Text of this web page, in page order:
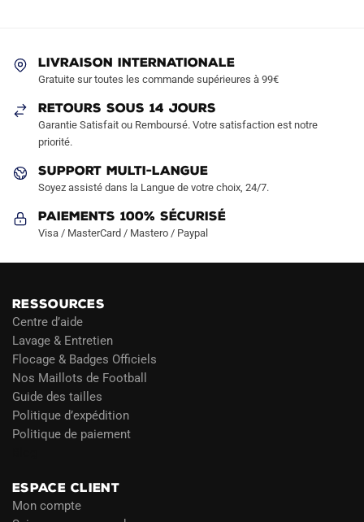
choisies
la
page
produit
LIVRAISON INTERNATIONALE
Gratuite sur toutes les commande supérieures à 99€
RETOURS SOUS 14 JOURS
Garantie Satisfait ou Remboursé. Votre satisfaction est notre
priorité.
SUPPORT MULTI-LANGUE
Soyez assisté dans la Langue de votre choix, 24/7.
Paiements 100% Sécurisé
Visa / MasterCard / Mastero / Paypal
RESSOURCES
Centre d’aide
Lavage & Entretien
Flocage & Badges Officiels
Nos Maillots de Football
Guide des tailles
Politique d’expédition
Politique de paiement
ESPACE CLIENT
Mon compte